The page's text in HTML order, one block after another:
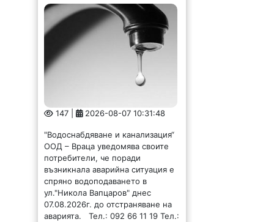
147 | 2026-08-07 10:31:48
"Водоснабдяване и канализация“
ООД – Враца уведомява своите
потребители, че поради
възникнала аварийна ситуация е
спряно водоподаването в
ул."Никола Вапцаров" днес
07.08.2026г. до отстраняване на
аварията. Тел.: 092 66 11 19 Тел.: